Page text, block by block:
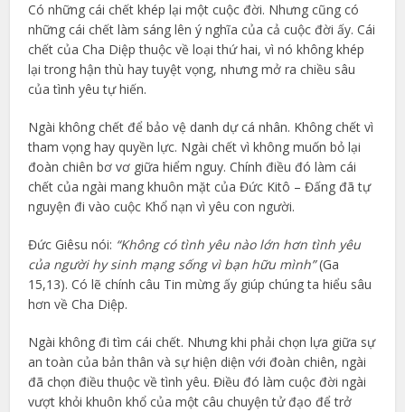
Có những cái chết khép lại một cuộc đời. Nhưng cũng có
những cái chết làm sáng lên ý nghĩa của cả cuộc đời ấy. Cái
chết của Cha Diệp thuộc về loại thứ hai, vì nó không khép
lại trong hận thù hay tuyệt vọng, nhưng mở ra chiều sâu
của tình yêu tự hiến.
Ngài không chết để bảo vệ danh dự cá nhân. Không chết vì
tham vọng hay quyền lực. Ngài chết vì không muốn bỏ lại
đoàn chiên bơ vơ giữa hiểm nguy. Chính điều đó làm cái
chết của ngài mang khuôn mặt của Đức Kitô – Đấng đã tự
nguyện đi vào cuộc Khổ nạn vì yêu con người.
Đức Giêsu nói: “Không có tình yêu nào lớn hơn tình yêu
của người hy sinh mạng sống vì bạn hữu mình”(Ga
15,13). Có lẽ chính câu Tin mừng ấy giúp chúng ta hiểu sâu
hơn về Cha Diệp.
Ngài không đi tìm cái chết. Nhưng khi phải chọn lựa giữa sự
an toàn của bản thân và sự hiện diện với đoàn chiên, ngài
đã chọn điều thuộc về tình yêu. Điều đó làm cuộc đời ngài
vượt khỏi khuôn khổ của một câu chuyện tử đạo để trở